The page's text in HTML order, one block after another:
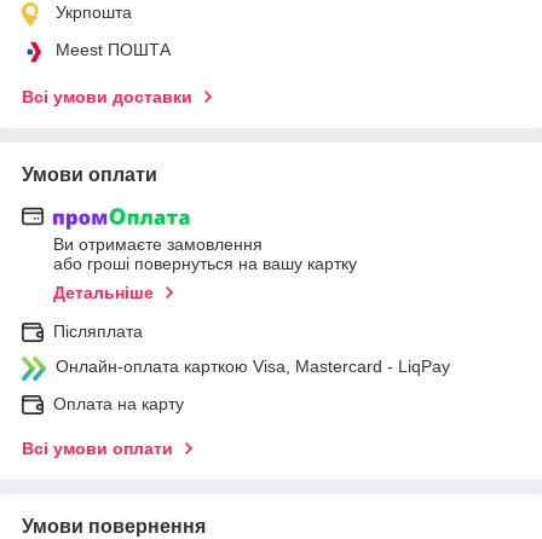
Укрпошта
Meest ПОШТА
Всі умови доставки
Умови оплати
Ви отримаєте замовлення
або гроші повернуться на вашу картку
Детальніше
Післяплата
Онлайн-оплата карткою Visa, Mastercard - LiqPay
Оплата на карту
Всі умови оплати
Умови повернення